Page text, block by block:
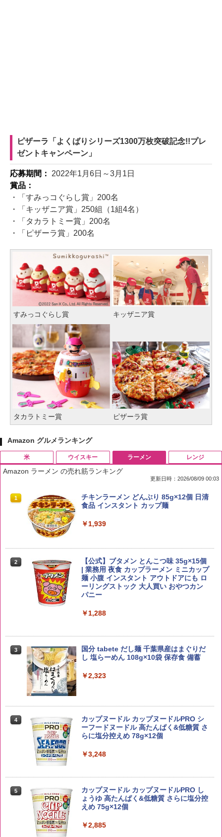
ピザーラ「よくばりシリーズ1300万枚突破記念!!プレ
ゼントキャンペーン」
応募期間： 2022年1月6日～3月1日
賞品：
・「すみっコぐらし賞」200名
・「キッザニア賞」250組（1組4名）
・「タカラトミー賞」200名
・「ピザーラ賞」200名
すみっコぐらし賞 キッザニア賞
タカラトミー賞 ピザーラ賞
Amazon グルメランキング
米
1 by Amazon 国産ブレンド米 精米 5kg
2
野沢農産 無洗米 青い流るる コシヒカリ
5kg 長野県産 令和7年産
￥3,980
3
【在庫処分価格】ももたろう印 無洗米 5
kg 業務用 お米マイスターブレンド
4
新潟ケンベイ【精米】新潟県産にじのき
らめき 5kg 令和7年産
￥5,809
5
by Amazon あきたこまちブレンド 無洗
米 5kg
￥3,396
ウイスキー
1
ブラックニッカ ニッカ Nikka ウィスキ
ー4000ml ブラックニッカクリア ウヰス
お得 4リットル
角瓶 2700ml サントリー ウイスキー ハ
イボール 大容量
3
角ハイボール 350ml×24本 サントリー ウ
イスキー ハイボール 缶
￥4,927
4
トリスウイスキー 4000ml サントリー 大
容量 4リットル
5
サントリー シングルモルト ウイスキー
白州 Story of the Distillery 2026 化粧箱
入 700ml
￥19,860
ラーメン
Amazon ラーメン の売れ筋ランキング
更新日時：2026/08/09 00:03
1
チキンラーメン どんぶり 85g×12個 日清
食品 インスタント カップ麺
￥1,939
2
【公式】ブタメン とんこつ味 35g×15個
| 業務用 夜食 カップラーメン ミニカップ
麺 小腹 インスタント アウトドアにも ロ
ーリングストック 大人買い おやつカン
パニー
￥1,288
3
国分 tabete だし麺 千葉県産はまぐりだ
し 塩らーめん 108g×10袋 保存食 備蓄
￥2,323
4
カップヌードル カップヌードルPRO シ
ーフードヌードル 高たんぱく&低糖質 さ
らに塩分控えめ 78g×12個
￥3,248
5
カップヌードル カップヌードルPRO し
ょうゆ 高たんぱく&低糖質 さらに塩分控
えめ 75g×12個
￥2,885
レンジ